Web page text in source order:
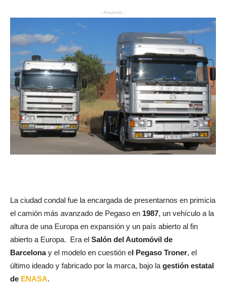
- Anuncio -
La ciudad condal fue la encargada de presentarnos en primicia
el camión más avanzado de Pegaso en 1987, un vehículo a la
altura de una Europa en expansión y un país abierto al fin
abierto a Europa. Era el Salón del Automóvil de
Barcelonay el modelo en cuestión el Pegaso Troner, el
último ideado y fabricado por la marca, bajo la gestión estatal
de ENASA.